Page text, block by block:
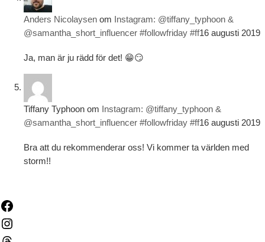
Anders Nicolaysen om Instagram: @tiffany_typhoon &
@samantha_short_influencer #followfriday #ff16 augusti 2019
Ja, man är ju rädd för det! 😁😏
Tiffany Typhoon om Instagram: @tiffany_typhoon &
@samantha_short_influencer #followfriday #ff16 augusti 2019
Bra att du rekommenderar oss! Vi kommer ta världen med
storm!!